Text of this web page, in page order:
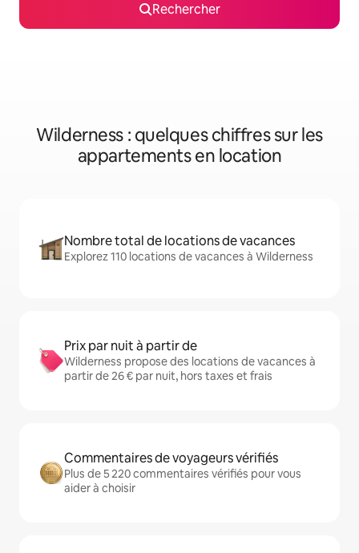
Rechercher
Wilderness : quelques chiffres sur les
appartements en location
Nombre total de locations de vacances
Explorez 110 locations de vacances à Wilderness
Prix par nuit à partir de
Wilderness propose des locations de vacances à
partir de 26 € par nuit, hors taxes et frais
Commentaires de voyageurs vérifiés
Plus de 5 220 commentaires vérifiés pour vous
aider à choisir